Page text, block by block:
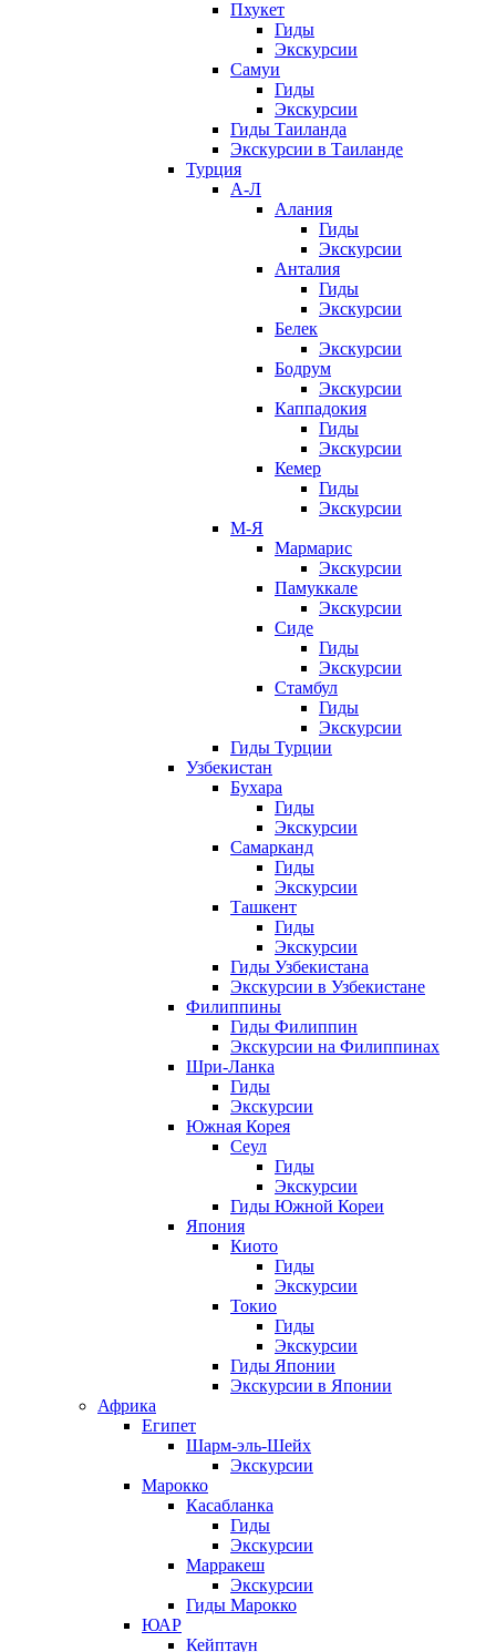
Пхукет
Гиды
Экскурсии
Самуи
Гиды
Экскурсии
Гиды Таиланда
Экскурсии в Таиланде
Турция
А-Л
Алания
Гиды
Экскурсии
Анталия
Гиды
Экскурсии
Белек
Экскурсии
Бодрум
Экскурсии
Каппадокия
Гиды
Экскурсии
Кемер
Гиды
Экскурсии
М-Я
Мармарис
Экскурсии
Памуккале
Экскурсии
Сиде
Гиды
Экскурсии
Стамбул
Гиды
Экскурсии
Гиды Турции
Узбекистан
Бухара
Гиды
Экскурсии
Самарканд
Гиды
Экскурсии
Ташкент
Гиды
Экскурсии
Гиды Узбекистана
Экскурсии в Узбекистане
Филиппины
Гиды Филиппин
Экскурсии на Филиппинах
Шри-Ланка
Гиды
Экскурсии
Южная Корея
Сеул
Гиды
Экскурсии
Гиды Южной Кореи
Япония
Киото
Гиды
Экскурсии
Токио
Гиды
Экскурсии
Гиды Японии
Экскурсии в Японии
Африка
Египет
Шарм-эль-Шейх
Экскурсии
Марокко
Касабланка
Гиды
Экскурсии
Марракеш
Экскурсии
Гиды Марокко
ЮАР
Кейптаун